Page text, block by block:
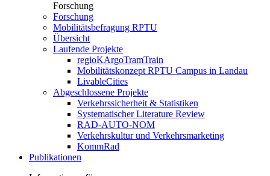
Forschung
Forschung
Mobilitätsbefragung RPTU
Übersicht
Laufende Projekte
regioKArgoTramTrain
Mobilitätskonzept RPTU Campus in Landau
LivableCities
Abgeschlossene Projekte
Verkehrssicherheit & Statistiken
Systematischer Literature Review
RAD-AUTO-NOM
Verkehrskultur und Verkehrsmarketing
KommRad
Publikationen